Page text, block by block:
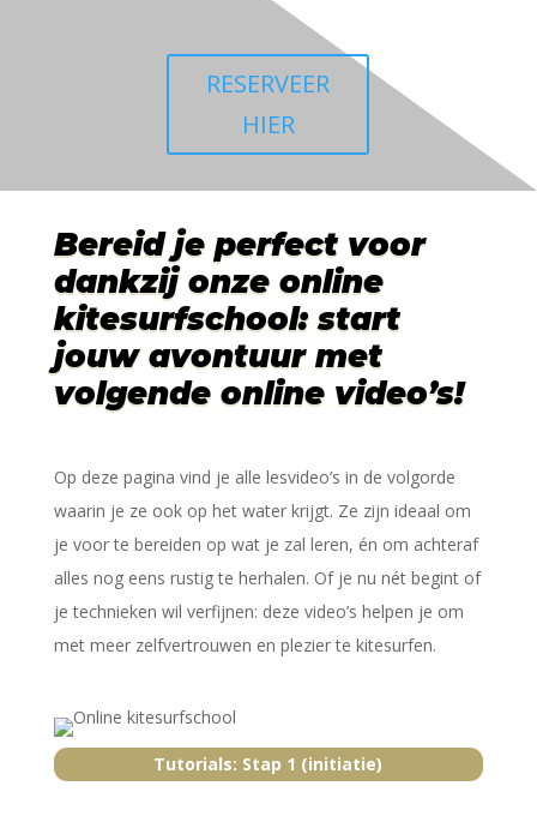
RESERVEER
HIER
Bereid je perfect voor
dankzij onze online
kitesurfschool: start
jouw avontuur met
volgende online video’s!
Op deze pagina vind je alle lesvideo’s in de volgorde
waarin je ze ook op het water krijgt. Ze zijn ideaal om
je voor te bereiden op wat je zal leren, én om achteraf
alles nog eens rustig te herhalen. Of je nu nét begint of
je technieken wil verfijnen: deze video’s helpen je om
met meer zelfvertrouwen en plezier te kitesurfen.
Tutorials: Stap 1 (initiatie)